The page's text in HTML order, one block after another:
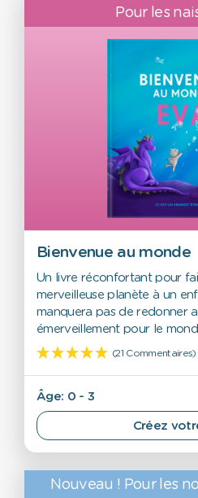
Pour les
Bienvenue au monde
Un livre réconfortant pour
merveilleuse planète à un
manquera pas de redonner
émerveillement pour le
(21 Commentaires)
Âge: 0 - 3
Créez
Nouveau ! Pour les